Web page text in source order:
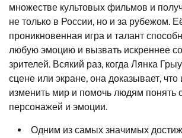
множестве культовых фильмов и
не только в России, но и за рубежом.
проникновенная игра и талант
любую эмоцию и вызвать искреннее
зрителей. Всякий раз, когда Лянка
сцене или экране, она доказывает, что
изменить мир и помочь людям
персонажей и эмоции.
Одним из самых значимых